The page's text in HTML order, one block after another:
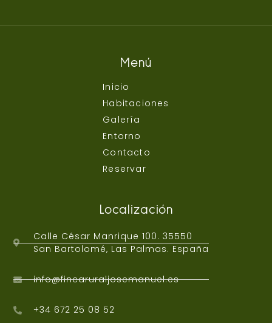
Menú
Inicio
Habitaciones
Galería
Entorno
Contacto
Reservar
Localización
Calle César Manrique 100. 35550
San Bartolomé, Las Palmas. España
info@fincaruraljosemanuel.es
+34 672 25 08 52